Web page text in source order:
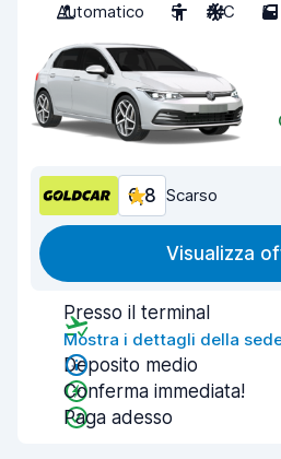
Automatico
5 A/C 5
6,8 Scarso
Visualizza
Presso il terminal
Mostra i dettagli della
Deposito medio
Conferma immediata!
Paga adesso